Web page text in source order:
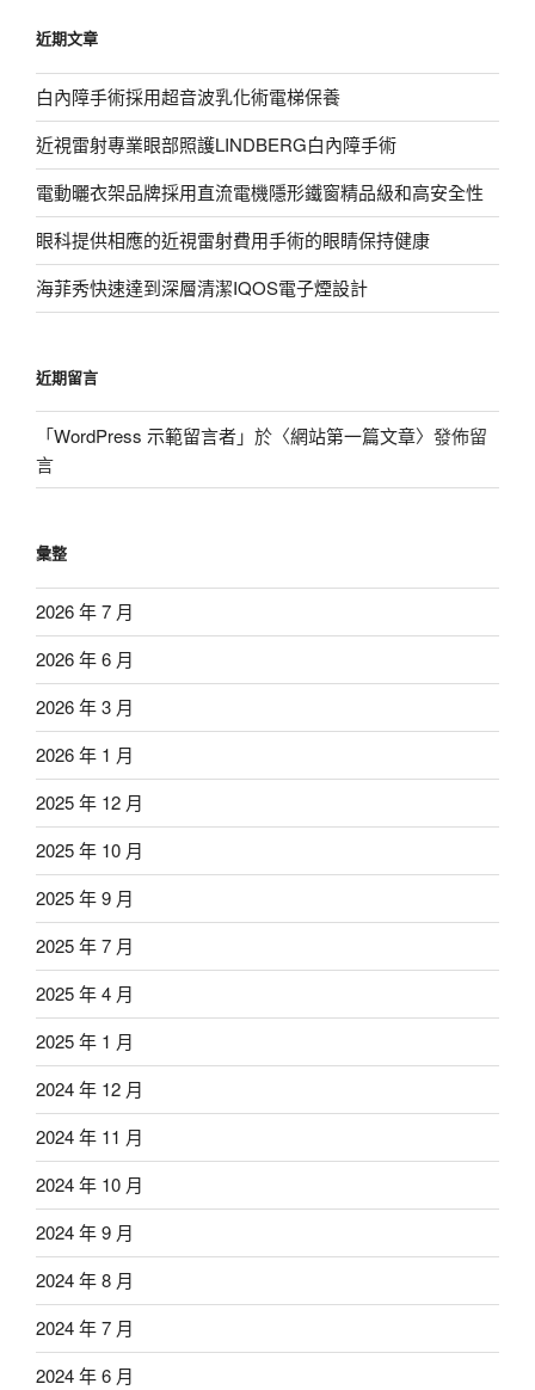
字:
近期文章
白內障手術採用超音波乳化術電梯保養
近視雷射專業眼部照護LINDBERG白內障手術
電動曬衣架品牌採用直流電機隱形鐵窗精品級和高安全性
眼科提供相應的近視雷射費用手術的眼睛保持健康
海菲秀快速達到深層清潔IQOS電子煙設計
近期留言
「WordPress 示範留言者」於〈網站第一篇文章〉發佈留
言
彙整
2026 年 7 月
2026 年 6 月
2026 年 3 月
2026 年 1 月
2025 年 12 月
2025 年 10 月
2025 年 9 月
2025 年 7 月
2025 年 4 月
2025 年 1 月
2024 年 12 月
2024 年 11 月
2024 年 10 月
2024 年 9 月
2024 年 8 月
2024 年 7 月
2024 年 6 月